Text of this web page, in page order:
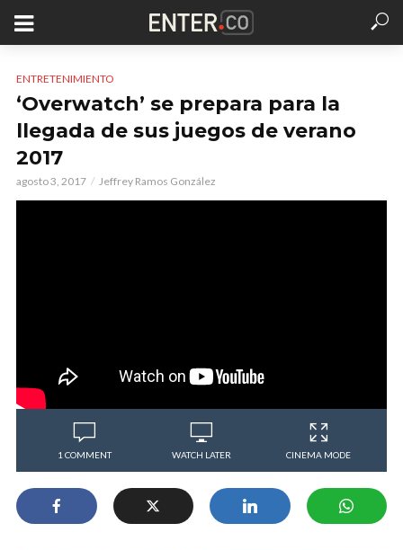
ENTRETENIMIENTO
‘Overwatch’ se prepara para la
llegada de sus juegos de verano
2017
agosto 3, 2017 Jeffrey Ramos González
1 COMMENT WATCH LATER CINEMA MODE